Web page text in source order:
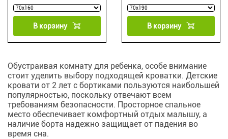
В корзину В корзину
Обустраивая комнату для ребенка, особе внимание
стоит уделить выбору подходящей кроватки. Детские
кровати от 2 лет с бортиками пользуются наибольшей
популярностью, поскольку отвечают всем
требованиям безопасности. Просторное спальное
место обеспечивает комфортный отдых малышу, а
наличие борта надежно защищает от падения во
время сна.